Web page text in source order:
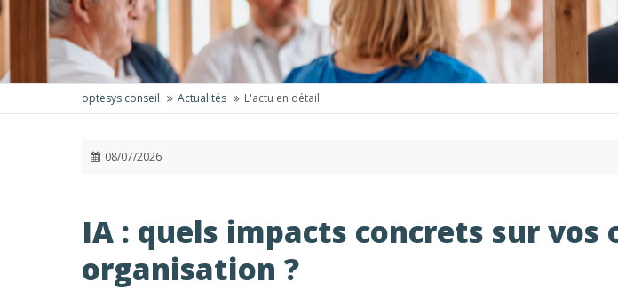
optesys conseil Actualités L'actu en détail
08/07/2026
IA : quels impacts concrets sur
organisation ?